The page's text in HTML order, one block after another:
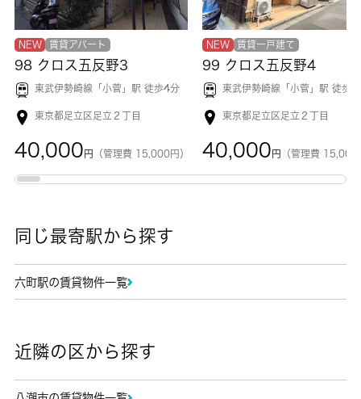
NEW 賃貸アパート
98 クロス五反野3
東武伊勢崎線「 小菅」駅 徒歩4分
東京都足立区足立２丁目
40,000 円 （管理費 15,000円）
NEW 賃貸一戸建て
99 クロス五反野4
東武伊勢崎線「 小菅 」駅 徒歩5
東京都足立区足立２丁目
40,000 円 （管理費 15,000
同じ最寄駅から探す
六町駅の賃貸物件一覧
近隣の区から探す